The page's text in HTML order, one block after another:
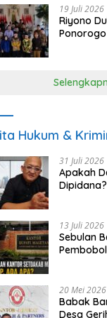
19 Juli 2026
Riyono
Hukum &
31 Juli 2026
Apakah
Dipidana?
13 Juli 2026
Sebulan
20 Mei 2026
Babak
Desa